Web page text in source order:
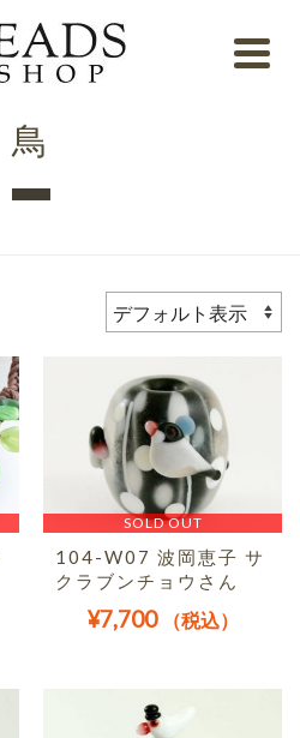
鳥
SOLD OUT
104-W07 波岡恵子 サ
クラブンチョウさん
¥7,700 （税込）